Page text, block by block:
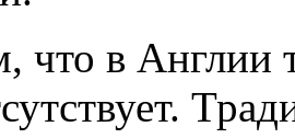
что в Англии